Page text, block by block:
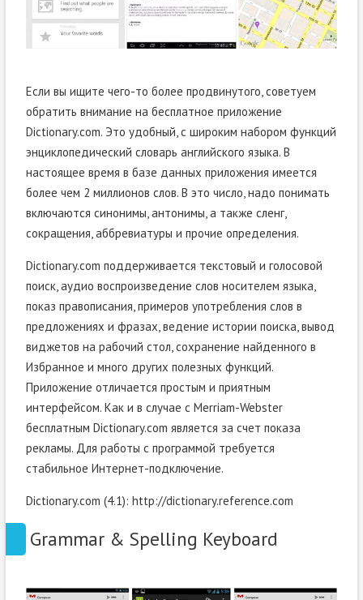
Если вы ищите чего-то более продвинутого, советуем
обратить внимание на бесплатное приложение
Dictionary.com. Это удобный, с широким набором функций
энциклопедический словарь английского языка. В
настоящее время в базе данных приложения имеется
более чем 2 миллионов слов. В это число, надо понимать
включаются синонимы, антонимы, а также сленг,
сокращения, аббревиатуры и прочие определения.
Dictionary.com поддерживается текстовый и голосовой
поиск, аудио воспроизведение слов носителем языка,
показ правописания, примеров употребления слов в
предложениях и фразах, ведение истории поиска, вывод
виджетов на рабочий стол, сохранение найденного в
Избранное и много других полезных функций.
Приложение отличается простым и приятным
интерфейсом. Как и в случае с Merriam-Webster
бесплатным Dictionary.com является за счет показа
рекламы. Для работы с программой требуется
стабильное Интернет-подключение.
Dictionary.com (4.1): http://dictionary.reference.com
Grammar & Spelling Keyboard